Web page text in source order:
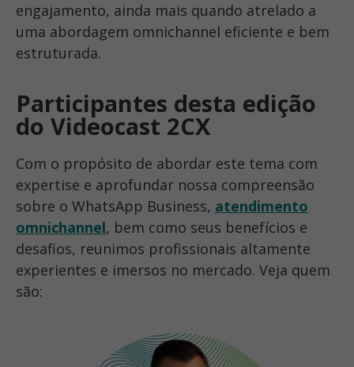
engajamento, ainda mais quando atrelado a
uma abordagem omnichannel eficiente e bem
estruturada.
Participantes desta edição
do Videocast 2CX
Com o propósito de abordar este tema com
expertise e aprofundar nossa compreensão
sobre o WhatsApp Business, atendimento
omnichannel, bem como seus benefícios e
desafios, reunimos profissionais altamente
experientes e imersos no mercado. Veja quem
são: